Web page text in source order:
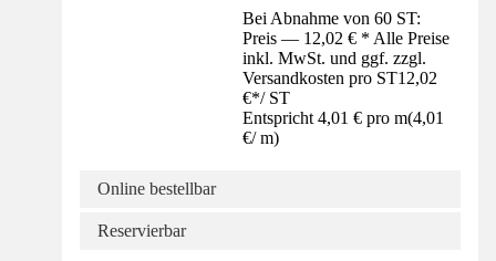
Bei Abnahme von 60 ST:
Preis — 12,02 € * Alle Preise
inkl. MwSt. und ggf. zzgl.
Versandkosten pro ST12,02
€*/ ST
Entspricht 4,01 € pro m(4,01
€/ m)
Online bestellbar
Reservierbar